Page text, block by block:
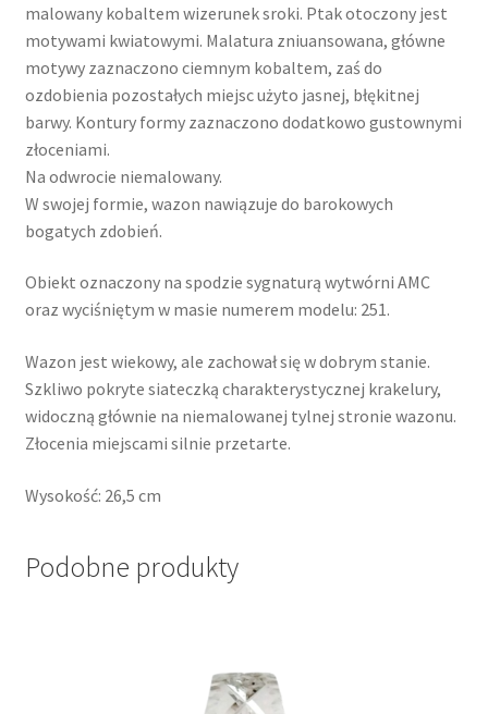
malowany kobaltem wizerunek sroki. Ptak otoczony jest
motywami kwiatowymi. Malatura zniuansowana, główne
motywy zaznaczono ciemnym kobaltem, zaś do
ozdobienia pozostałych miejsc użyto jasnej, błękitnej
barwy. Kontury formy zaznaczono dodatkowo gustownymi
złoceniami.
Na odwrocie niemalowany.
W swojej formie, wazon nawiązuje do barokowych
bogatych zdobień.
Obiekt oznaczony na spodzie sygnaturą wytwórni AMC
oraz wyciśniętym w masie numerem modelu: 251.
Wazon jest wiekowy, ale zachował się w dobrym stanie.
Szkliwo pokryte siateczką charakterystycznej krakelury,
widoczną głównie na niemalowanej tylnej stronie wazonu.
Złocenia miejscami silnie przetarte.
Wysokość: 26,5 cm
Podobne produkty